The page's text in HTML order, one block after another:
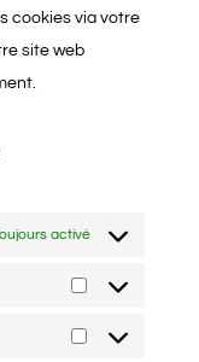
cookies via votre
site web
activé